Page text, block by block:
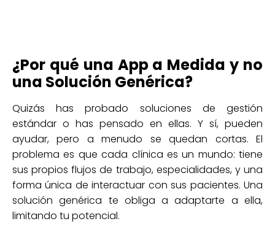
¿Por qué una App a Medida y no
una Solución Genérica?
Quizás has probado soluciones de gestión
estándar o has pensado en ellas. Y sí, pueden
ayudar, pero a menudo se quedan cortas. El
problema es que cada clínica es un mundo: tiene
sus propios flujos de trabajo, especialidades, y una
forma única de interactuar con sus pacientes. Una
solución genérica te obliga a adaptarte a ella,
limitando tu potencial.